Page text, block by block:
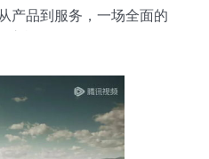
产品到服务，一场全面的